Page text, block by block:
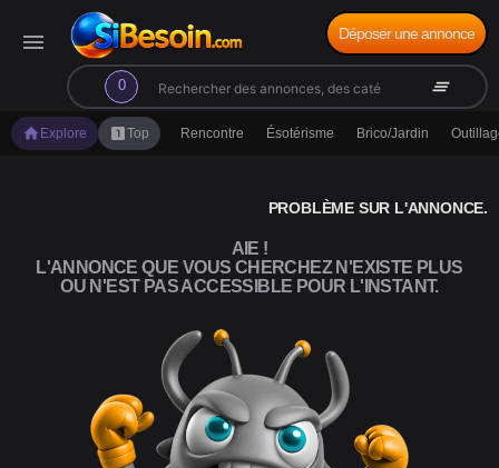
menu
0
search clear_all
Déposer une annonce
home Explore looks_oneTop Rencontre Ésotérisme Brico/Jardin
PROBLÈME SUR L'ANNONCE.
AIE !
L'ANNONCE QUE VOUS CHERCHEZ N'EXISTE PLUS
OU N'EST PAS ACCESSIBLE POUR L'INSTANT.